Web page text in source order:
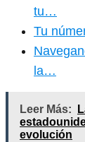
tu…
Tu
la…
Leer Más:
evolución